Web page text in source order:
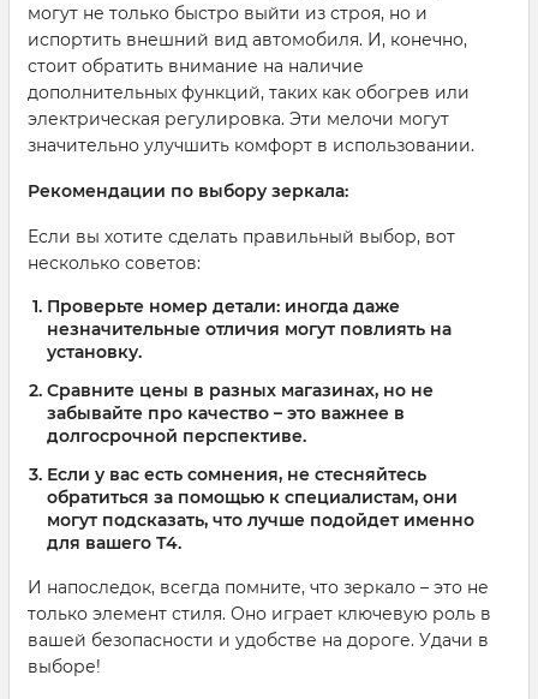
могут не только быстро выйти из строя, но и
испортить внешний вид автомобиля. И, конечно,
стоит обратить внимание на наличие
дополнительных функций, таких как обогрев или
электрическая регулировка. Эти мелочи могут
значительно улучшить комфорт в использовании.
Рекомендации по выбору зеркала:
Если вы хотите сделать правильный выбор, вот
несколько советов:
Проверьте номер детали: иногда даже
незначительные отличия могут повлиять на
установку.
Сравните цены в разных магазинах, но не
забывайте про качество – это важнее в
долгосрочной перспективе.
Если у вас есть сомнения, не стесняйтесь
обратиться за помощью к специалистам, они
могут подсказать, что лучше подойдет именно
для вашего Т4.
И напоследок, всегда помните, что зеркало – это не
только элемент стиля. Оно играет ключевую роль в
вашей безопасности и удобстве на дороге. Удачи в
выборе!